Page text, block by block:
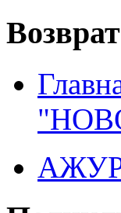
АЖУР: